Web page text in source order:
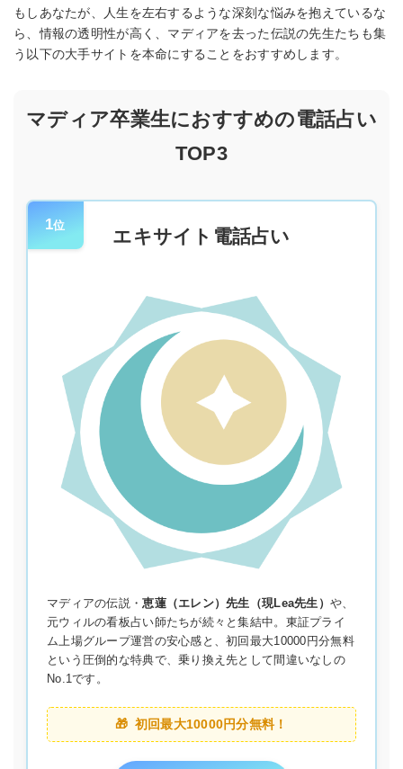
もしあなたが、人生を左右するような深刻な悩みを抱えているな
ら、情報の透明性が高く、マディアを去った伝説の先生たちも集
う以下の大手サイトを本命にすることをおすすめします。
マディア卒業生におすすめの電話占い
TOP3
1位
エキサイト電話占い
マディアの伝説・恵蓮（エレン）先生（現Lea先生）や、
元ウィルの看板占い師たちが続々と集結中。東証プライ
ム上場グループ運営の安心感と、初回最大10000円分無料
という圧倒的な特典で、乗り換え先として間違いなしの
No.1です。
初回最大10000円分無料！